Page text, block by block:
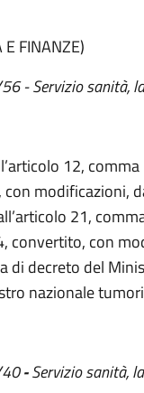
FINANZE)
- Servizio sanità,
12,
modificazioni,
21,
convertito, con
di decreto del
nazionale
-Serviziosanità,